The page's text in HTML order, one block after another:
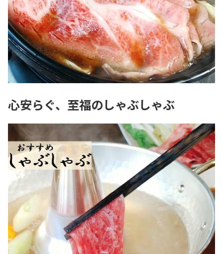
心安らぐ、至福のしゃぶしゃぶ